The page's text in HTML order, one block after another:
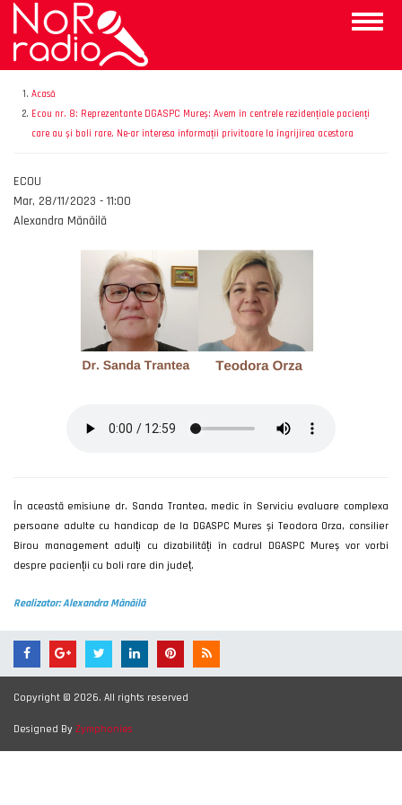
Mergi
conţinutul
principal
Toggle
Acasă
Ecou nr. 8: Reprezentante DGASPC Mureș: Avem în centrele rezidențiale pacienți
care au și boli rare. Ne-ar interesa informații privitoare la îngrijirea acestora
Emisiunea
ECOU
Data
Mar, 28/11/2023 - 11:00
Autor
Alexandra Mănăilă
În această emisiune dr. Sanda Trantea, medic în Serviciu evaluare complexa
persoane adulte cu handicap de la DGASPC Mures și Teodora Orza, consilier
Birou management adulți cu dizabilități în cadrul DGASPC Mureș vor vorbi
despre pacienții cu boli rare din județ.
Realizator: Alexandra Mănăilă
Copyright © 2026. All rights reserved
Designed By Zymphonies